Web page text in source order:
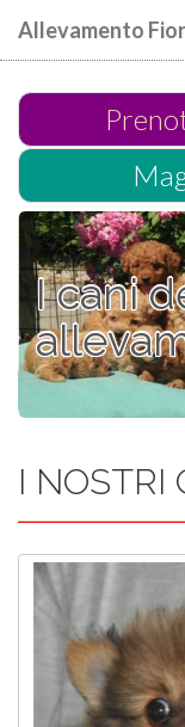
Allevamento
I cani
I NOSTRI